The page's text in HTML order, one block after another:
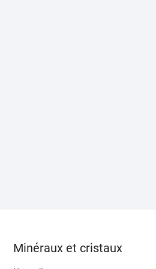
Minéraux et cristaux